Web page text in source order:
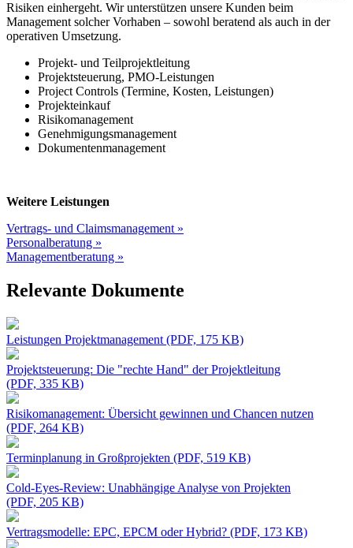
Risiken einhergeht. Wir unterstützen unsere Kunden beim
Management solcher Vorhaben – sowohl beratend als auch in der
operativen Umsetzung.
Projekt- und Teilprojektleitung
Projektsteuerung, PMO-Leistungen
Project Controls (Termine, Kosten, Leistungen)
Projekteinkauf
Risikomanagement
Genehmigungsmanagement
Dokumentenmanagement
Weitere Leistungen
Vertrags- und Claimsmanagement »
Personalberatung »
Managementberatung »
Relevante Dokumente
Leistungen Projektmanagement (PDF, 175 KB)
Projektsteuerung: Die "rechte Hand" der Projektleitung
(PDF, 335 KB)
Risikomanagement: Übersicht gewinnen und Chancen nutzen
(PDF, 264 KB)
Terminplanung in Großprojekten (PDF, 519 KB)
Cold-Eyes-Review: Unabhängige Analyse von Projekten
(PDF, 205 KB)
Vertragsmodelle: EPC, EPCM oder Hybrid? (PDF, 173 KB)